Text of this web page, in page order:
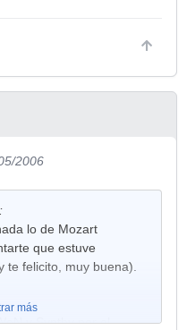
2006
lo de Mozart
que estuve
te felicito, muy buena).
y Synthy por el
más